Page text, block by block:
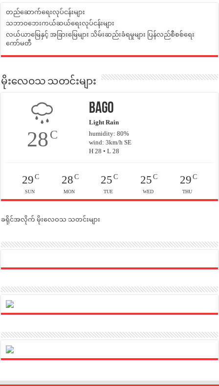
တည်ဆောက်ရေးလုပ်ငန်းများ
သဘာဝဘေးကယ်ဆယ်ရေးလုပ်ငန်းများ
လယ်ယာမြေနှင့် အခြားမြေများ သိမ်းဆည်းခံရမှုများ ပြန်လည်စီစစ်ရေး
ကော်မတီ
မိုးလေဝသ သတင်းများ
28C
Bago
Light Rain
humidity: 80%
wind: 3km/h SE
H 28 • L 28
29C
SUN
28C
MON
25 C
TUE
25C
WED
29C
THU
ခရိုင်အလိုက် မိုးလေဝသ သတင်းများ